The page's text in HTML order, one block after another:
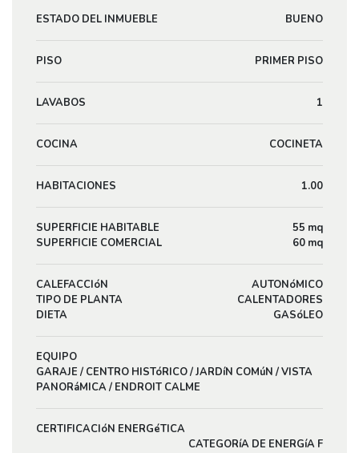
ESTADO DEL INMUEBLE BUENO
PISO PRIMER PISO
LAVABOS 1
COCINA COCINETA
HABITACIONES 1.00
SUPERFICIE HABITABLE
55 mq
SUPERFICIE COMERCIAL
60 mq
CALEFACCIóN
AUTONóMICO
TIPO DE PLANTA
CALENTADORES
DIETA
GASóLEO
EQUIPO
GARAJE / CENTRO HISTóRICO / JARDíN COMúN / VISTA
PANORáMICA / ENDROIT CALME
CERTIFICACIóN ENERGéTICA
CATEGORíA DE ENERGíA F